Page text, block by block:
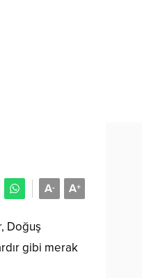
A+
A-
Doğuş
gibi merak